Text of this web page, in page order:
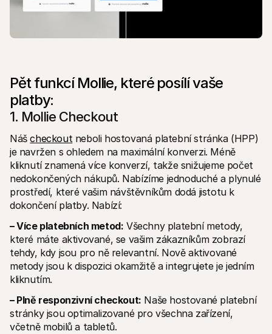
Pět funkcí Mollie, které posílí vaše
platby:
1. Mollie Checkout
Náš checkout neboli hostovaná platební stránka (HPP)
je navržen s ohledem na maximální konverzi. Méně
kliknutí znamená více konverzí, takže snižujeme počet
nedokončených nákupů. Nabízíme jednoduché a plynulé
prostředí, které vašim návštěvníkům dodá jistotu k
dokončení platby. Nabízí:
– Více platebních metod: Všechny platební metody,
které máte aktivované, se vašim zákazníkům zobrazí
tehdy, kdy jsou pro ně relevantní. Nově aktivované
metody jsou k dispozici okamžitě a integrujete je jedním
kliknutím.
– Plně responzivní checkout: Naše hostované platební
stránky jsou optimalizované pro všechna zařízení,
včetně mobilů a tabletů.